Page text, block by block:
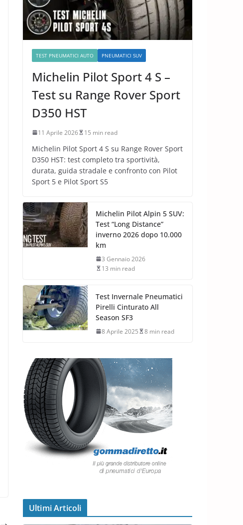
TEST PNEUMATICI AUTO PNEUMATICI SUV
Michelin Pilot Sport 4 S –
Test su Range Rover Sport
D350 HST
11 Aprile 2026 15 min read
Michelin Pilot Sport 4 S su Range Rover Sport
D350 HST: test completo tra sportività,
durata, guida stradale e confronto con Pilot
Sport 5 e Pilot Sport S5
Michelin Pilot Alpin 5 SUV:
Test “Long Distance”
inverno 2026 dopo 10.000
km
3 Gennaio 2026
13 min read
Test Invernale Pneumatici
Pirelli Cinturato All
Season SF3
8 Aprile 2025 8 min read
Ultimi Articoli